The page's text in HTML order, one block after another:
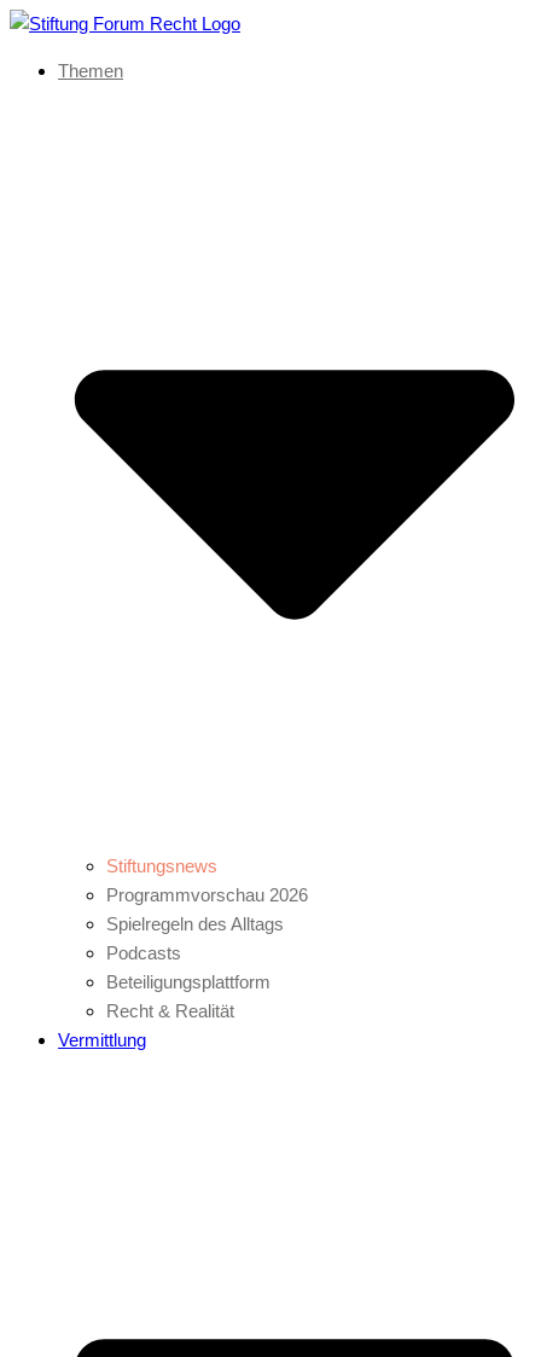
Themen
Stiftungsnews
Programmvorschau 2026
Spielregeln des Alltags
Podcasts
Beteiligungsplattform
Recht & Realität
Vermittlung